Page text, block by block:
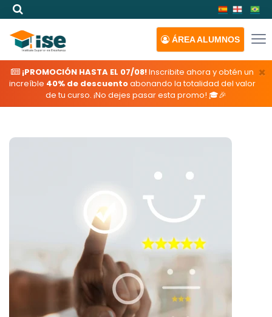
ÁREAALUMNOS
×
¡PROMOCIÓN HASTA EL 07/08!Inscribite ahora y obtén un
increíble 40% de descuentoabonando la totalidad del valor
de tu curso. ¡No dejes pasar esta promo! 🎓🎉